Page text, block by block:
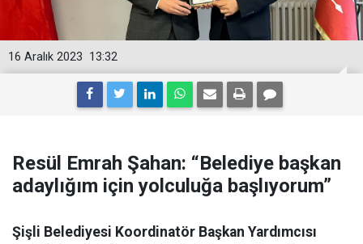
13:32
16 Aralık 2023
Resül Emrah Şahan: “Belediye başkan
adaylığım için yolculuğa başlıyorum”
Şişli Belediyesi Koordinatör Başkan Yardımcısı